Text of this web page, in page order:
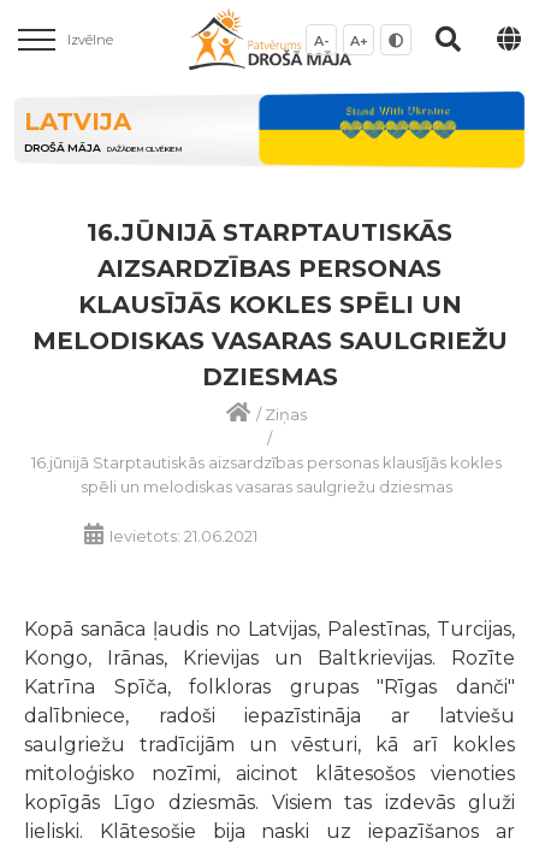
Izvēlne A- A+
LATVIJA
DROŠĀ MĀJA DAŽĀDIEM CILVĒKIEM
16.JŪNIJĀ STARPTAUTISKĀS
AIZSARDZĪBAS PERSONAS
KLAUSĪJĀS KOKLES SPĒLI UN
MELODISKAS VASARAS SAULGRIEŽU
DZIESMAS
/Ziņas
/
16.jūnijā Starptautiskās aizsardzības personas klausījās kokles
spēli un melodiskas vasaras saulgriežu dziesmas
Ievietots: 21.06.2021
Kopā sanāca ļaudis no Latvijas, Palestīnas, Turcijas,
Kongo, Irānas, Krievijas un Baltkrievijas. Rozīte
Katrīna Spīča, folkloras grupas "Rīgas danči"
dalībniece, radoši iepazīstināja ar latviešu
saulgriežu tradīcijām un vēsturi, kā arī kokles
mitoloģisko nozīmi, aicinot klātesošos vienoties
kopīgās Līgo dziesmās. Visiem tas izdevās gluži
lieliski. Klātesošie bija naski uz iepazīšanos ar